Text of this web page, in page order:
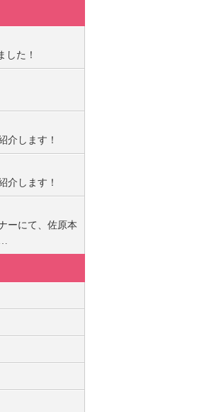
した！
介します！
介します！
ーにて、佐原本